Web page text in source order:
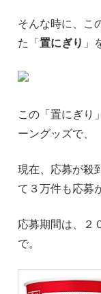
そんな時に、こ
た「置にぎり 」
この「置にぎり
ーングッズで、
現在、応募が殺
て３万件も応募
応募期間は、２
で。